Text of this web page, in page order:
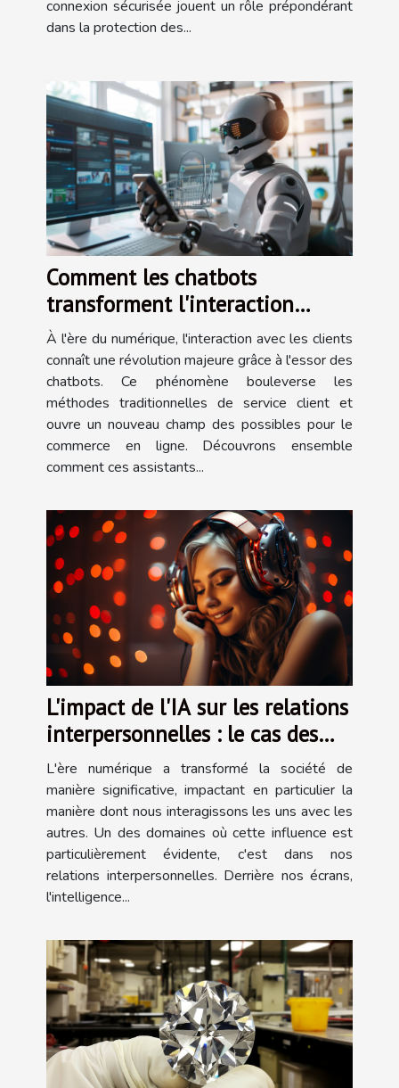
connexion sécurisée jouent un rôle prépondérant
dans la protection des...
Comment les chatbots
transforment l'interaction
client en commerce digital
À l'ère du numérique, l'interaction avec les clients
connaît une révolution majeure grâce à l'essor des
chatbots. Ce phénomène bouleverse les
méthodes traditionnelles de service client et
ouvre un nouveau champ des possibles pour le
commerce en ligne. Découvrons ensemble
comment ces assistants...
L'impact de l'IA sur les relations
interpersonnelles : le cas des
applications de petites amies
virtuelles
L'ère numérique a transformé la société de
manière significative, impactant en particulier la
manière dont nous interagissons les uns avec les
autres. Un des domaines où cette influence est
particulièrement évidente, c'est dans nos
relations interpersonnelles. Derrière nos écrans,
l'intelligence...